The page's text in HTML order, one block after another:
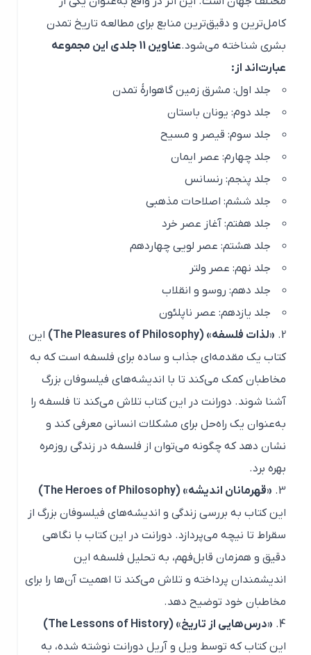
کامل‌ترین و دقیق‌ترین منابع برای مطالعه تاریخ تمدن
بشری شناخته می‌شود.
عناوین 11 جلدی این مجموعه
عبارت‌اند از:
جلد اول: مشرق زمین گاهوارهٔ تمدن
جلد دوم: یونان باستان
جلد سوم: قیصر و مسیح
جلد چهارم: عصر ایمان
جلد پنجم: رنسانس
جلد ششم: اصلاحات مذهبی
جلد هفتم: آغاز عصر خرد
جلد هشتم: عصر لویی چهاردهم
جلد نهم: عصر ولتر
جلد دهم: روسو و انقلاب
جلد یازدهم: عصر ناپلئون
«لذات فلسفه» (The Pleasures of Philosophy)
این
کتاب یک مقدمه‌ای جذاب و ساده برای فلسفه است که به
مخاطبان کمک می‌کند تا با اندیشه‌های فیلسوفان بزرگ
آشنا شوند. دورانت در این کتاب تلاش می‌کند تا فلسفه را
به‌عنوان یک راه‌حل برای مشکلات انسانی معرفی کند و
نشان دهد که چگونه می‌توان از فلسفه در زندگی روزمره
بهره برد.
«قهرمانان اندیشه» (The Heroes of Philosophy)
این کتاب به بررسی زندگی و اندیشه‌های فیلسوفان بزرگ از
سقراط تا نیچه می‌پردازد. دورانت در این کتاب با نگاهی
دقیق و همزمان قابل‌فهم، به تحلیل فلسفه این
اندیشمندان پرداخته و تلاش می‌کند تا اهمیت آن‌ها را برای
مخاطبان خود توضیح دهد.
«درس‌هایی از تاریخ» (The Lessons of History)
این کتاب که توسط ویل و آریل دورانت نوشته شده، به